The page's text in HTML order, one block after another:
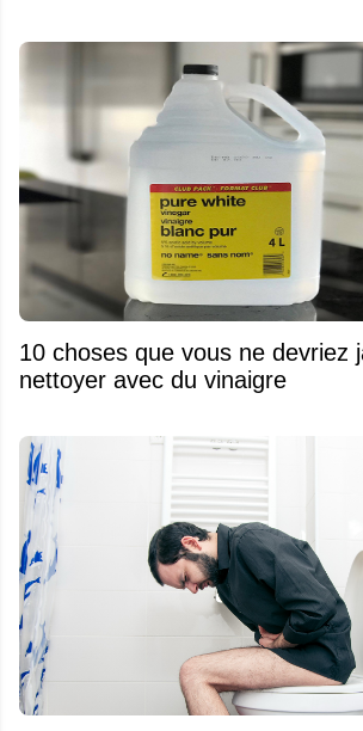
10 choses que vous ne devriez
nettoyer avec du vinaigre